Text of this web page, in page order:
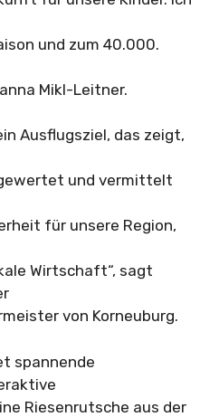
und zum 40.000.
Mikl-Leitner.
Ausflugsziel, das zeigt,
und vermittelt
für unsere Region,
Wirtschaft“, sagt
von Korneuburg.
spannende
Riesenrutsche aus der